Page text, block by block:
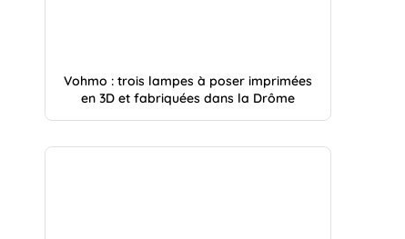
Vohmo : trois lampes à poser imprimées
en 3D et fabriquées dans la Drôme